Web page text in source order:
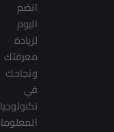
انضم
اليوم
لزيادة
معرفتك
ونجاحك
في
تكنولوجيا